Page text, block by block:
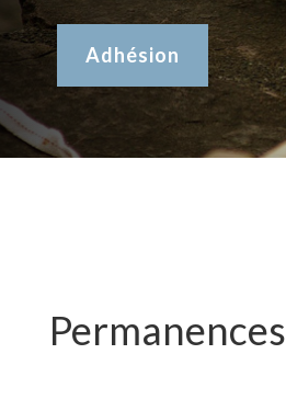
Adhésion
Permanences